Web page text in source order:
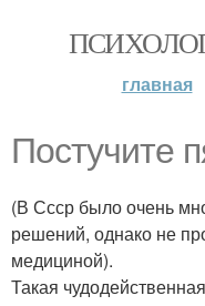
главная
Постучите
(В Ссср было очень
решений, однако не
медициной).
Такая